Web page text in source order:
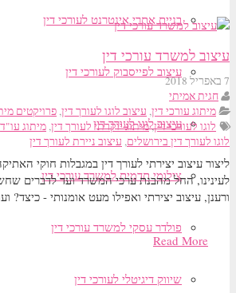
בניית אתרי אינטרנט לעורכי דין
עיצוב לפייסבוק לעורכי דין
עיצוב לוגו לעורך דין
צילומי תדמית למשרד עורכי דין
פולדר עסקי למשרד עורכי דין
שיווק דיגיטלי לעורכי דין
עיצוב למשרד עורכי דין
7 באפריל 2018
חגית אמיתי
מיתוג עורכי דין, עיצוב לוגו לעורך דין, פרויקטים
לוגו לעורכי דין,מיתוג יוקרתי לעורך דין, מיתוג עו"ד
לוגו לעורך דין בירושלים, עיצוב ניירת לעורך דין
ליצור עיצוב יצירתי לעורך דין במגבלות חוקי
לעינינו, החל מהבנת ערכי המשרד ועד לדברים
ורענן, עיצוב יצירתי ואפילו מעט אומנותי - כיצד?
Read More